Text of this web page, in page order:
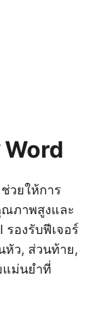
Word
ช่วยให้การ
ณภาพสูงและ
รองรับฟีเจอร์
หัว, ส่วนท้าย,
แม่นยำที่